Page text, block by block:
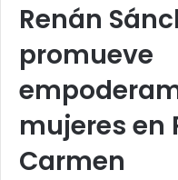
Renán
promueve
mujeres en
Carmen